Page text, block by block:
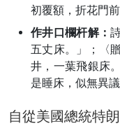
初覆額，折花門
作井口欄杆解：
五丈床。」；〈
井，一葉飛銀床
是睡床，似無異議
自從美國總統特